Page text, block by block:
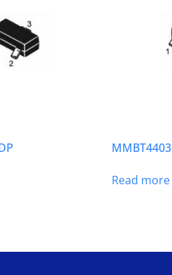
MMBT4403
Read more